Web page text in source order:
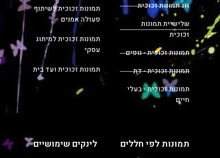
זוג תמונות זכוכית
שלישיית תמונות
זכוכית
תמונות זכוכית - נופים
תמונות זכוכית - דת
תמונות זכוכית - בעלי
חיים
תמונות זכוכית לשיתוף
פעולה אמנים
תמונות זכוכית למיתוג
עסקי
תמונות זכוכית ועד בית
תמונות לפי חללים לינקים שימושיים